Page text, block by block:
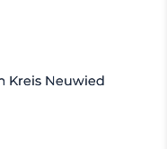
Kreis Neuwied